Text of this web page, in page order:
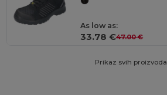
As low as:
33.78 €47.00 €
Prikaz svih proizvoda.